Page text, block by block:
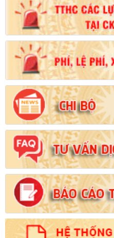
Số:102/2024/NĐ-CP
Tên:(Nghị định Quy định chi
Đất đai)
Ngày ban hành: (21/08/2024)
Số:103/2024/NĐ-CP
Tên:(Nghị định Quy định về
Ngày ban hành: (21/08/2024)
Số:1731/KH-UBND
Tên:(Kế hoạch triển khai thi
Ngày ban hành: (21/08/2024)
Số:71/2024/NĐ-CP
Tên:(Nghị định Quy định về giá
Ngày ban hành: (21/08/2024)